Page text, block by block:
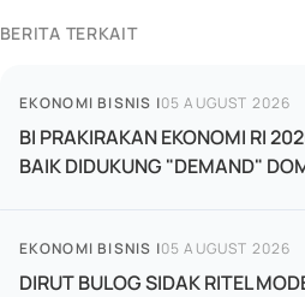
BERITA TERKAIT
EKONOMI BISNIS |05 AUGUST 2026
BI PRAKIRAKAN EKONOMI RI
BAIK DIDUKUNG "DEMAND"
EKONOMI BISNIS |05 AUGUST 2026
DIRUT BULOG SIDAK RITEL